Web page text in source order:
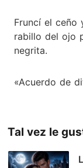
Fruncí el ceño
rabillo del ojo
negrita.
«Acuerdo de
Tal vez le